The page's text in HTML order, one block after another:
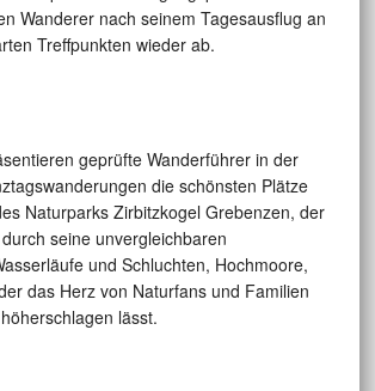
Wanderer nach seinem Tagesausflug an
Treffpunkten wieder ab.
geprüfte Wanderführer in der
die schönsten Plätze
Naturparks Zirbitzkogel Grebenzen, der
seine unvergleichbaren
und Schluchten, Hochmoore,
das Herz von Naturfans und Familien
lässt.